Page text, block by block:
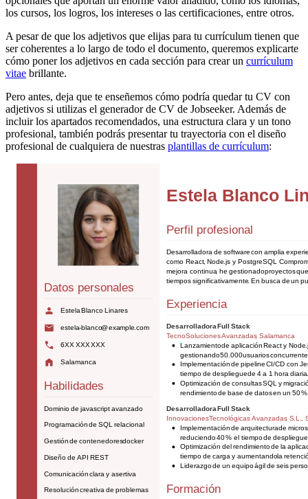
los cursos, los logros, los intereses o las certificaciones, entre otros.
A pesar de que los adjetivos que elijas para tu currículum tienen que
ser coherentes a lo largo de todo el documento, queremos explicarte
cómo poner los adjetivos en cada sección para crear un currículum
vitae brillante.
Pero antes, deja que te enseñemos cómo podría quedar tu CV con
adjetivos si utilizas el generador de CV de Jobseeker. Además de
incluir los apartados recomendados, una estructura clara y un tono
profesional, también podrás presentar tu trayectoria con el diseño
profesional de cualquiera de nuestras plantillas de currículum: